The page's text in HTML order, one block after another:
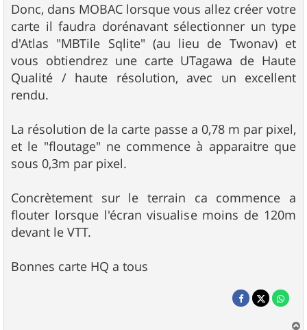
Donc, dans MOBAC lorsque vous allez créer votre
carte il faudra dorénavant sélectionner un type
d'Atlas "MBTile Sqlite" (au lieu de Twonav) et
vous obtiendrez une carte UTagawa de Haute
Qualité / haute résolution, avec un excellent
rendu.
La résolution de la carte passe a 0,78 m par pixel,
et le "floutage" ne commence à apparaitre que
sous 0,3m par pixel.
Concrètement sur le terrain ca commence a
flouter lorsque l'écran visualise moins de 120m
devant le VTT.
Bonnes carte HQ a tous